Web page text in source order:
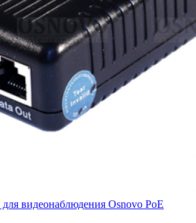
видеонаблюдения Osnovo PoE